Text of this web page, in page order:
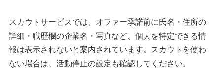
スカウトサービスでは、オファー承諾前に氏名・住所の
詳細・職歴欄の企業名・写真など、個人を特定できる情
報は表示されないと案内されています。スカウトを使わ
ない場合は、活動停止の設定も確認してください。